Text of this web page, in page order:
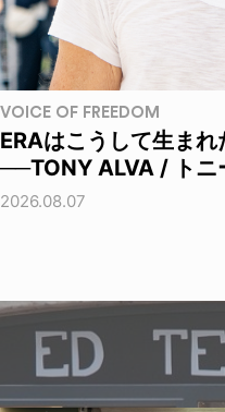
VOICE OF FREEDOM
ERAはこうして生まれ
──TONY ALVA / トニ
2026.08.07